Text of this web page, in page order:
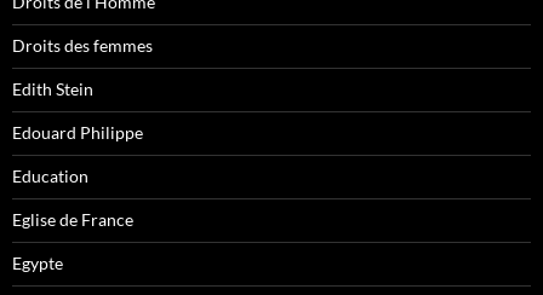
Droits des femmes
Edith Stein
Edouard Philippe
Education
Eglise de France
Egypte